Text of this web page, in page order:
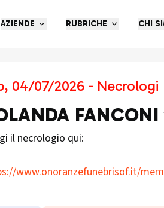
AZIENDE RUBRICHE CHI
04/07/2026 - Necrologi
FANCONI
il necrologio qui:
www.onoranzefunebrisof.it/